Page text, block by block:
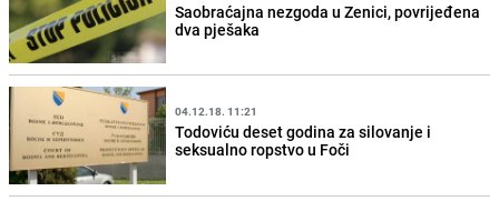
Saobraćajna nezgoda u Zenici, povrijeđena
dva pješaka
04.12.18. 11:21
Todoviću deset godina za silovanje i
seksualno ropstvo u Foči